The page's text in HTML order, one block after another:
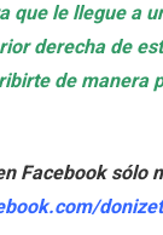
que le llegue a
derecha de
de manera
Facebook sólo